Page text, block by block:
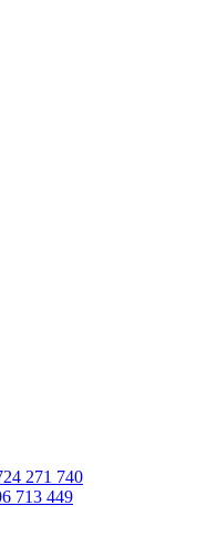
271 740
713 449